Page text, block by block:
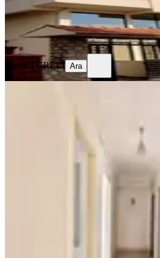
Alper TÜRELİ
Ara
Alper TÜRELİ Ara
Yeni Rota'dan
Onikişubat, Boğaziçi
20.000 ₺